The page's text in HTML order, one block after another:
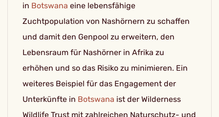
in Botswana eine lebensfähige
Zuchtpopulation von Nashörnern zu schaffen
und damit den Genpool zu erweitern, den
Lebensraum für Nashörner in Afrika zu
erhöhen und so das Risiko zu minimieren. Ein
weiteres Beispiel für das Engagement der
Unterkünfte in Botswana ist der Wilderness
Wildlife Trust mit zahlreichen Naturschutz- und